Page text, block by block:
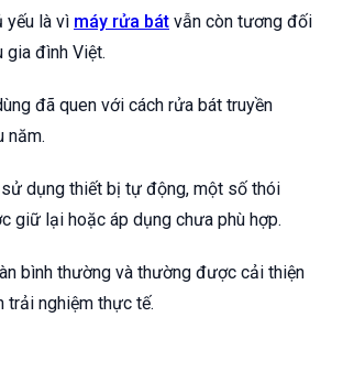
yếu là vì máy rửa bát vẫn còn tương đối
gia đình Việt.
đã quen với cách rửa bát truyền
năm.
sử dụng thiết bị tự động, một số thói
giữ lại hoặc áp dụng chưa phù hợp.
bình thường và thường được cải thiện
trải nghiệm thực tế.